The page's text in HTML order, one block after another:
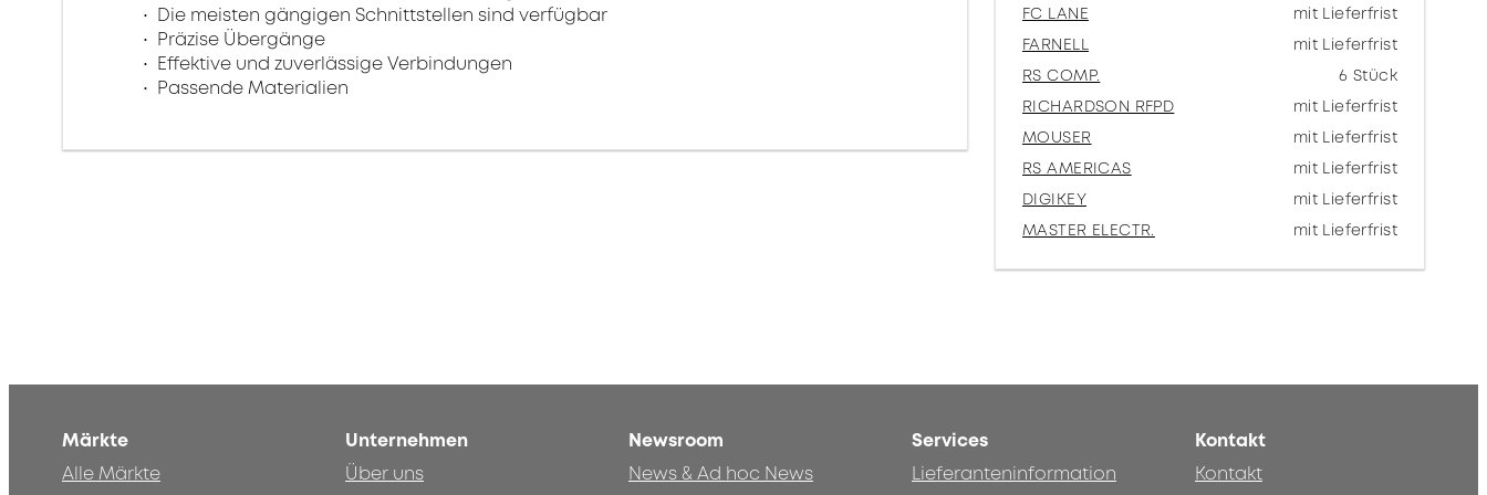
Die meisten gängigen Schnittstellen sind verfügbar
Präzise Übergänge
Effektive und zuverlässige Verbindungen
Passende Materialien
FC LANE
mit Lieferfrist
FARNELL
mit Lieferfrist
RS COMP.
6 Stück
RICHARDSON RFPD
mit Lieferfrist
MOUSER
mit Lieferfrist
RS AMERICAS
mit Lieferfrist
DIGIKEY
mit Lieferfrist
MASTER ELECTR.
mit Lieferfrist
Märkte
Alle Märkte
Unternehmen
Über uns
Newsroom
News & Ad hoc News
Services
Lieferanteninformation
Kontakt
Kontakt